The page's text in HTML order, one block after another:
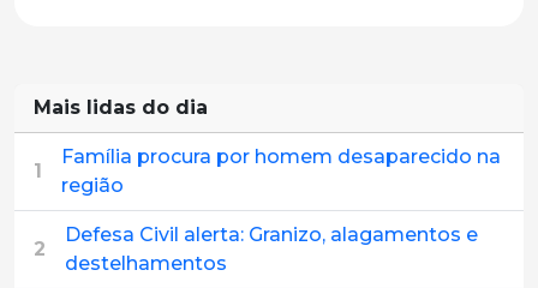
Mais lidas do dia
1
Família procura por homem desaparecido na
região
2
Defesa Civil alerta: Granizo, alagamentos e
destelhamentos